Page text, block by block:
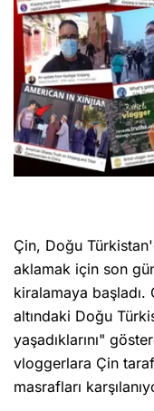
Çin, Doğu
aklamak için son
kiralamaya başladı.
altındaki Doğu
yaşadıklarını"
vloggerlara Çin
masrafları